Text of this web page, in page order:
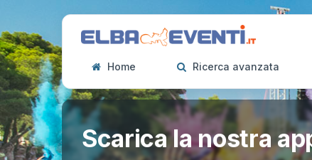
Home Ricerca avanzata
Scarica la nostra